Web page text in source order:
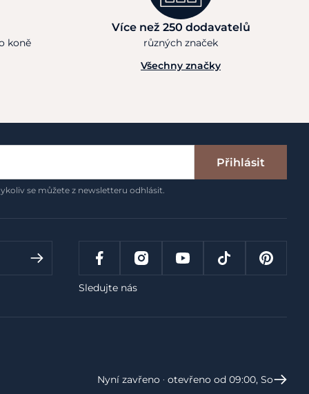
koně
Více než 250 dodavatelů
různých značek
Všechny značky
Přihlásit
se můžete z newsletteru odhlásit.
Sledujte nás
Nyní zavřeno ‧ otevřeno od 09:00, So